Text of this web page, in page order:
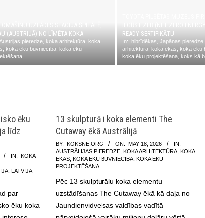
(AUSTRIJĀ) NO LĪMĒTA KOKA
Austrijas pieredze koka arhitektūra
koka
koka ēku būvniecība
koka ēku
READY SERTIFIKĀTU
In: hibrīdēkas Japānas pieredze
arhitektūra
koka ēkas koka ēku
koka ēku projektēšana koks kā
ēku
līdz
IN:
KOKA
LATVIJA
par
ēku koka
13 skulpturāli koka elementi The
Cutaway ēkā Austrālijā
2026-
05-
18
BY: KOKSNE.ORG ON: MAY 18, 2026
IN:
AUSTRĀLIJAS PIEREDZE, KOKA ARHITEKTŪRA,
KOKA
ĒKAS, KOKA ĒKU BŪVNIECĪBA,
KOKA ĒKU
PROJEKTĒŠANA
Pēc 13 skulpturālu koka elementu
uzstādīšanas The Cutaway ēkā kā daļa no
Jaundienvidvelsas valdības vadītā